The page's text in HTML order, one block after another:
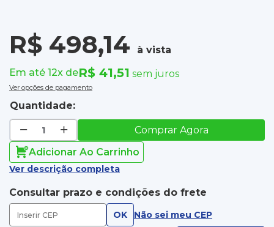
R$ 498,14
à vista
Em até 12x deR$ 41,51 sem juros
Ver opções de pagamento
Quantidade:
Comprar Agora
Adicionar Ao Carrinho
Ver descrição completa
Consultar prazo e condições do frete
OK Não sei meu CEP